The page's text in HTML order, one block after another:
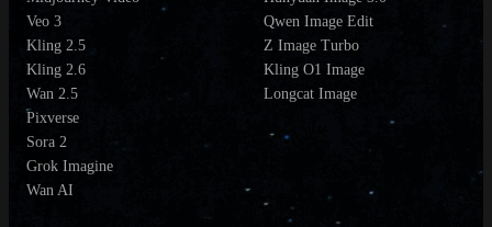
Veo 3
Kling 2.5
Kling 2.6
Wan 2.5
Pixverse
Sora 2
Grok Imagine
Wan AI
Qwen Image Edit
Z Image Turbo
Kling O1 Image
Longcat Image